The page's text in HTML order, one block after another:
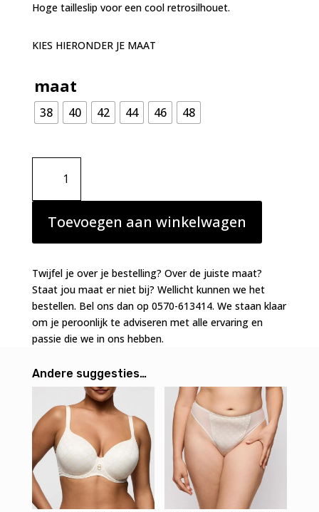
Hoge tailleslip voor een cool retrosilhouet.
KIES HIERONDER JE MAAT
maat
38 40 42 44 46 48
Primadonna
Twist
Kero
tailleslip
natuur
aantal
Toevoegen aan winkelwagen
Twijfel je over je bestelling? Over de juiste maat?
Staat jou maat er niet bij? Wellicht kunnen we het
bestellen. Bel ons dan op 0570-613414. We staan klaar
om je peroonlijk te adviseren met alle ervaring en
passie die we in ons hebben.
Andere suggesties…